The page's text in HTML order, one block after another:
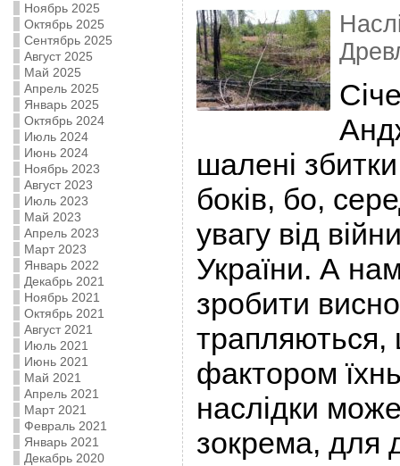
Ноябрь 2025
Октябрь 2025
Сентябрь 2025
Август 2025
Май 2025
Апрель 2025
Январь 2025
Октябрь 2024
Июль 2024
Июнь 2024
Ноябрь 2023
Август 2023
Июль 2023
Май 2023
Апрель 2023
Март 2023
Январь 2022
Декабрь 2021
Ноябрь 2021
Октябрь 2021
Август 2021
Июль 2021
Июнь 2021
Май 2021
Апрель 2021
Март 2021
Февраль 2021
Январь 2021
Декабрь 2020
шалені
боків, бо,
увагу від
України. А
зробити
фактором
наслідки
зокрема, для